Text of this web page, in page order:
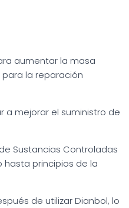
aumentar la masa
la reparación
a mejorar el suministro de
Sustancias Controladas
hasta principios de la
de utilizar Dianbol, lo